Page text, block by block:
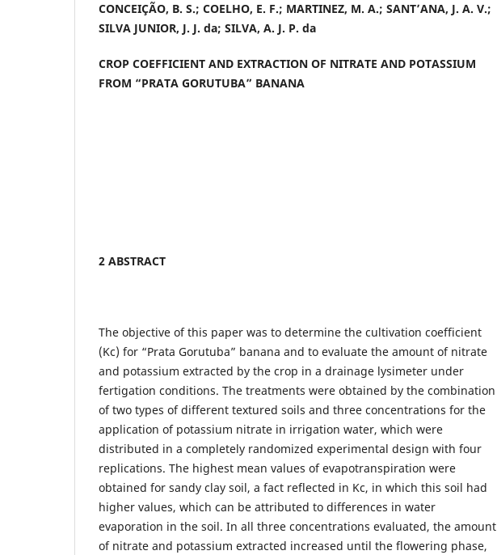
CONCEIÇÃO, B. S.; COELHO, E. F.; MARTINEZ, M. A.; SANT’ANA, J. A. V.;
SILVA JUNIOR, J. J. da; SILVA, A. J. P. da
CROP COEFFICIENT AND EXTRACTION OF NITRATE AND POTASSIUM
FROM “PRATA GORUTUBA” BANANA
2 ABSTRACT
The objective of this paper was to determine the cultivation coefficient
(Kc) for “Prata Gorutuba” banana and to evaluate the amount of nitrate
and potassium extracted by the crop in a drainage lysimeter under
fertigation conditions. The treatments were obtained by the combination
of two types of different textured soils and three concentrations for the
application of potassium nitrate in irrigation water, which were
distributed in a completely randomized experimental design with four
replications. The highest mean values of evapotranspiration were
obtained for sandy clay soil, a fact reflected in Kc, in which this soil had
higher values, which can be attributed to differences in water
evaporation in the soil. In all three concentrations evaluated, the amount
of nitrate and potassium extracted increased until the flowering phase,